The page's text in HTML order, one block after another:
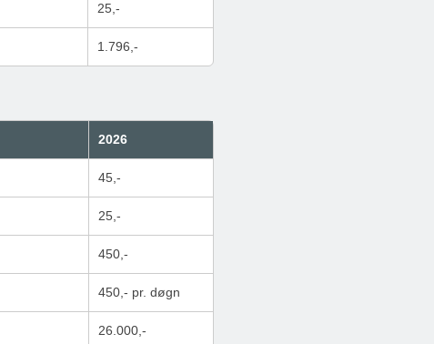
25,-
1.796,-
2026
45,-
25,-
450,-
450,- pr. døgn
26.000,-